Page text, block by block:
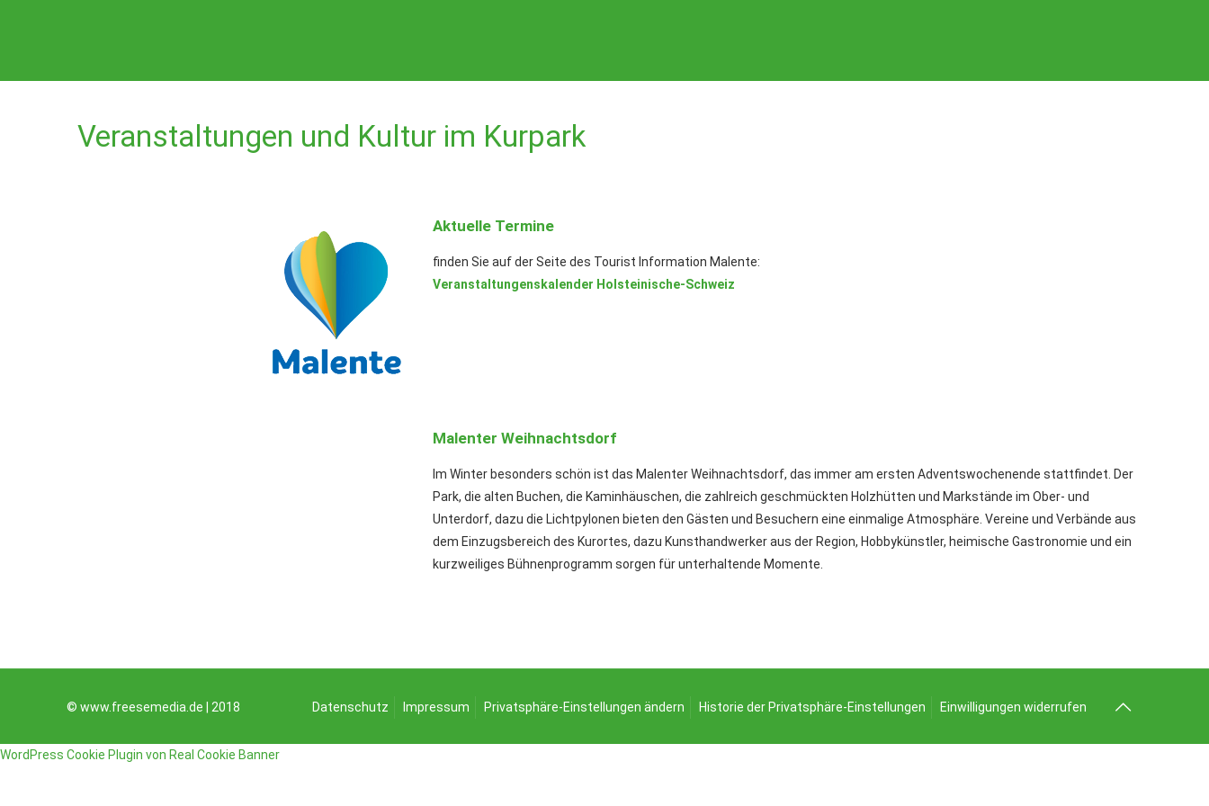
Veranstaltungen und Kultur im Kurpark
Aktuelle Termine
finden Sie auf der Seite des Tourist Information Malente:
Veranstaltungenskalender Holsteinische-Schweiz
Malenter Weihnachtsdorf
Im Winter besonders schön ist das Malenter Weihnachtsdorf, das immer am ersten Adventswochenende stattfindet. Der
Park, die alten Buchen, die Kaminhäuschen, die zahlreich geschmückten Holzhütten und Markstände im Ober- und
Unterdorf, dazu die Lichtpylonen bieten den Gästen und Besuchern eine einmalige Atmosphäre. Vereine und Verbände aus
dem Einzugsbereich des Kurortes, dazu Kunsthandwerker aus der Region, Hobbykünstler, heimische Gastronomie und ein
kurzweiliges Bühnenprogramm sorgen für unterhaltende Momente.
© www.freesemedia.de | 2018 Datenschutz Impressum Privatsphäre-Einstellungen ändern Historie der Privatsphäre-Einstellungen Einwilligungen widerrufen
WordPress Cookie Plugin von Real Cookie Banner